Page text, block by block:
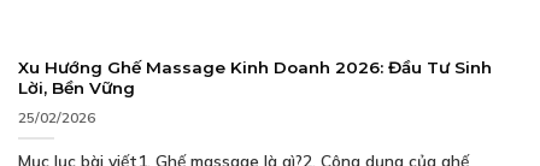
Xu Hướng Ghế Massage Kinh Doanh 2026: Đầu Tư Sinh
Lời, Bền Vững
25/02/2026
Mục lục bài viết1. Ghế massage là gì?2. Công dụng của ghế